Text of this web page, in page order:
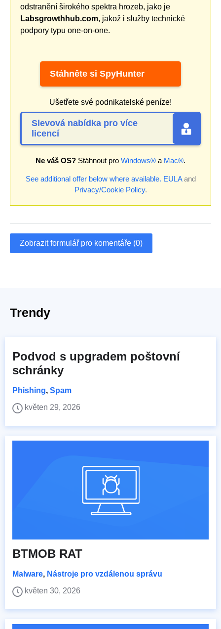
odstranění širokého spektra hrozeb, jako je
Labsgrowthhub.com, jakož i služby technické
podpory typu one-on-one.
Stáhněte si SpyHunter
Ušetřete své podnikatelské peníze!
Slevová nabídka pro více
licencí
Ne váš OS? Stáhnout pro Windows® a Mac®.
See additional offer below where available. EULAand
Privacy/Cookie Policy.
Zobrazit formulář pro komentáře (0)
Trendy
Podvod s upgradem poštovní
schránky
Phishing, Spam
květen 29, 2026
BTMOB RAT
Malware, Nástroje pro vzdálenou správu
květen 30, 2026